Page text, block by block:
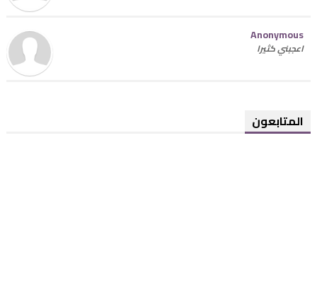
Anonymous
اعجبني كثيرا
المتابعون